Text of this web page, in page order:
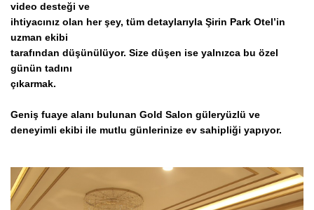
video desteği ve
ihtiyacınız olan her şey, tüm detaylarıyla Şirin Park Otel’in
uzman ekibi
tarafından düşünülüyor. Size düşen ise yalnızca bu özel
günün tadını
çıkarmak.
Geniş fuaye alanı bulunan Gold Salon güleryüzlü ve
deneyimli ekibi ile mutlu günlerinize ev sahipliği yapıyor.